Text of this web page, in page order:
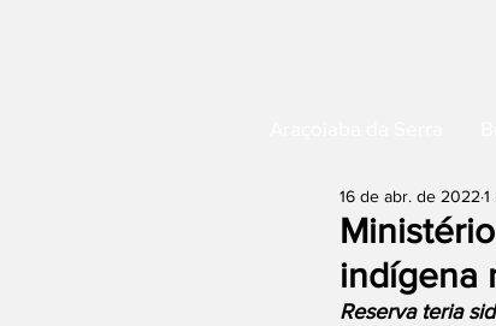
indígena
16 de abr. de 2022 1
Reserva teria